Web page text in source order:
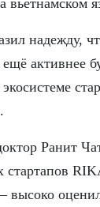
вьетнамском
надежду,
активнее
экосистеме
Ранит
стартапов